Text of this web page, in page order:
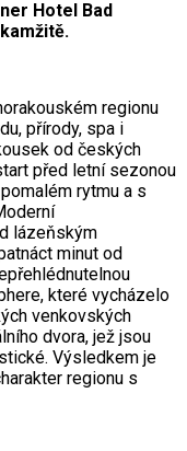
Hotel Bad
regionu
přírody, spa i
od českých
před letní sezonou
rytmu a s
lázeňským
minut od
které vycházelo
venkovských
dvora, jež jsou
Výsledkem je
regionu s